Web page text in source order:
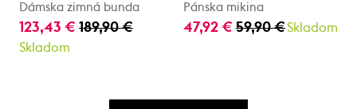
Dámska zimná bunda
123,43 € 189,90 €
Skladom
Pánska mikina
47,92 € 59,90 €Skladom